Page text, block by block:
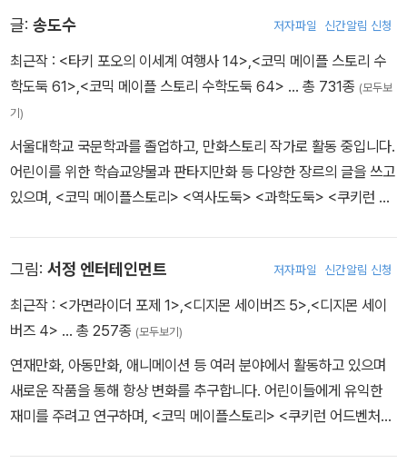
글: 송도수 저자파일 신간알림 신청
최근작 : <타키 포오의 이세계 여행사 14>,<코믹 메이플 스토리 수
학도둑 61>,<코믹 메이플 스토리 수학도둑 64> … 총 731종 (모두보
기)
서울대학교 국문학과를 졸업하고, 만화스토리 작가로 활동 중입니다.
어린이를 위한 학습교양물과 판타지만화 등 다양한 장르의 글을 쓰고
있으며, <코믹 메이플스토리> <역사도둑> <과학도둑> <쿠키런 어
그림: 서정 엔터테인먼트 저자파일 신간알림 신청
최근작 : <가면라이더 포제 1>,<디지몬 세이버즈 5>,<디지몬 세이
버즈 4> … 총 257종 (모두보기)
연재만화, 아동만화, 애니메이션 등 여러 분야에서 활동하고 있으며
새로운 작품을 통해 항상 변화를 추구합니다. 어린이들에게 유익한
재미를 주려고 연구하며, <코믹 메이플스토리> <쿠키런 어드벤처>